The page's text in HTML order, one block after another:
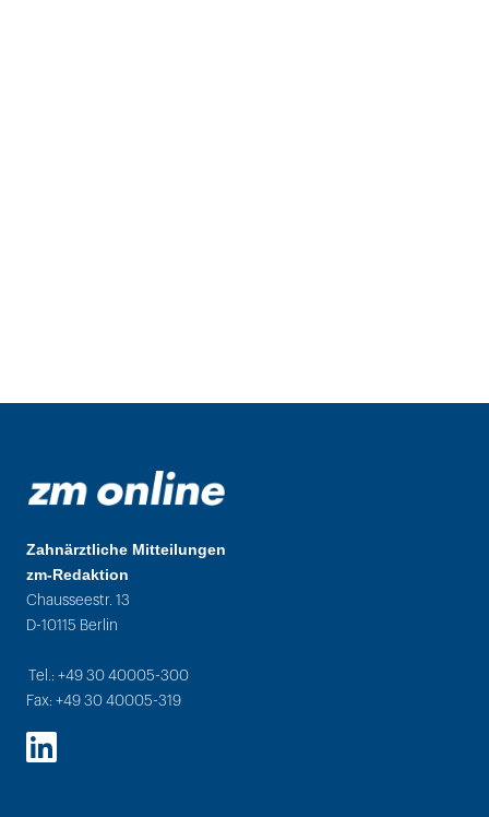
Zahnärztliche Mitteilungen
zm-Redaktion
Chausseestr. 13
D-10115 Berlin
Tel.: +49 30 40005-300
Fax: +49 30 40005-319
LinkedIn